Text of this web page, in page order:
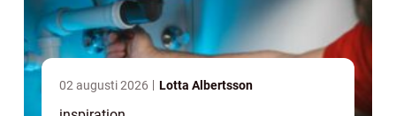
02 augusti 2026 Lotta Albertsson